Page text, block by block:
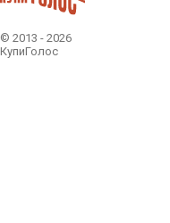
© 2013 - 2026
КупиГолос